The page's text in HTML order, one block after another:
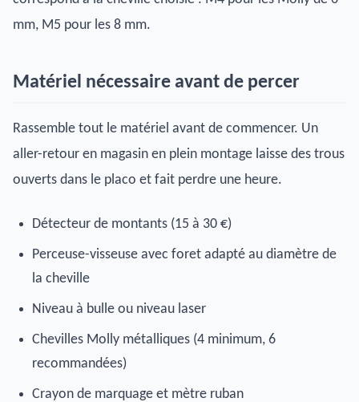
mm, M5 pour les 8 mm.
Matériel nécessaire avant de percer
Rassemble tout le matériel avant de commencer. Un
aller-retour en magasin en plein montage laisse des trous
ouverts dans le placo et fait perdre une heure.
Détecteur de montants (15 à 30 €)
Perceuse-visseuse avec foret adapté au diamètre de
la cheville
Niveau à bulle ou niveau laser
Chevilles Molly métalliques (4 minimum, 6
recommandées)
Crayon de marquage et mètre ruban